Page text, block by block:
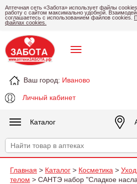
Аптечная сеть «Забота» использует файлы
работу с сайтом максимально удобной.
соглашаетесь с использованием файлов cookies.
файлах cookies.
Ваш город: Иваново
Личный кабинет
Каталог
Главная > Каталог > Косметика >
телом > САНТЭ набор "Сладкое